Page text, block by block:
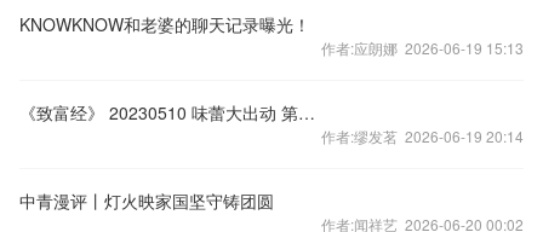
KNOWKNOW和老婆的聊天记录曝光！
作者:应朗娜 2026-06-19 15:13
《致富经》 20230510 味蕾大出动 第4集 小壳大味
作者:缪发茗 2026-06-19 20:14
中青漫评丨灯火映家国坚守铸团圆
作者:闻祥艺 2026-06-20 00:02